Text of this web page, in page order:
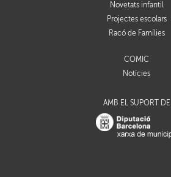
Novetats infantil
Projectes escolars
Racó de Famílies
CÒMIC
Notícies
AMB EL SUPORT DE